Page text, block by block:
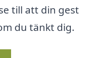
till att din gest
du tänkt dig.